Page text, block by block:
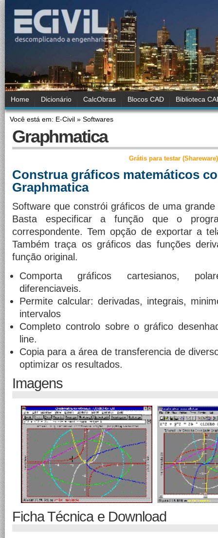
Home Dicionário CalcObras Blocos CAD Biblioteca
Você está em: E-Civil » Softwares
Graphmatica
Grátis para testar (Shareware)
Construa gráficos matemáticos
Graphmatica
Software que constrói gráficos de uma
Basta especificar a função que o
correspondente. Tem opção de exportar a
Também traça os gráficos das funções
função original.
Comporta gráficos cartesianos,
diferenciaveis.
Permite calcular: derivadas, integrais,
intervalos
Completo controlo sobre o gráfico
line.
Copia para a área de transferencia de
optimizar os resultados.
Imagens
Ficha Técnica e Download